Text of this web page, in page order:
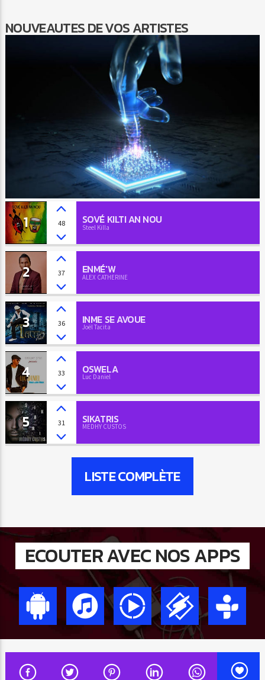
NOUVEAUTES DE VOS ARTISTES
1 48 SOVÉ KILTI AN NOU
Steel Killa
2 37 ENMÉ'W
ALEX CATHERINE
3 36 INME SE AVOUE
Joël Tacita
4 33 OSWELA
Luc Daniel
5 31 SIKATRIS
MEDHY CUSTOS
LISTE COMPLÈTE
ECOUTER AVEC NOS APPS